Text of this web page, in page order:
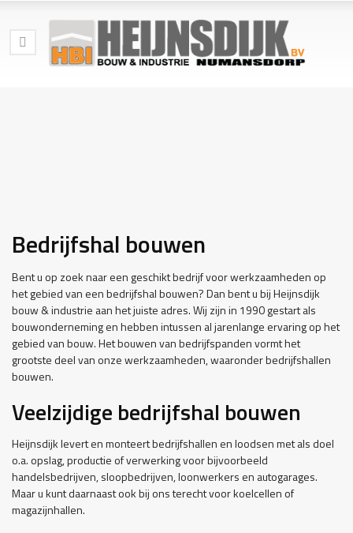
Bedrijfshal bouwen
Bent u op zoek naar een geschikt bedrijf voor werkzaamheden op
het gebied van een bedrijfshal bouwen? Dan bent u bij Heijnsdijk
bouw & industrie aan het juiste adres. Wij zijn in 1990 gestart als
bouwonderneming en hebben intussen al jarenlange ervaring op het
gebied van bouw. Het bouwen van bedrijfspanden vormt het
grootste deel van onze werkzaamheden, waaronder bedrijfshallen
bouwen.
Veelzijdige bedrijfshal bouwen
Heijnsdijk levert en monteert bedrijfshallen en loodsen met als doel
o.a. opslag, productie of verwerking voor bijvoorbeeld
handelsbedrijven, sloopbedrijven, loonwerkers en autogarages.
Maar u kunt daarnaast ook bij ons terecht voor koelcellen of
magazijnhallen.